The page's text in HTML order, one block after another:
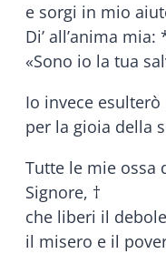
e sorgi in mio
Di’ all’anima mia:
«Sono io la tua
Io invece
per la gioia della
Tutte le mie ossa
Signore, †
che liberi il
il misero e il